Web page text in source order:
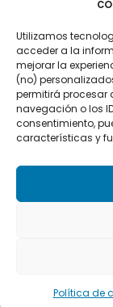
Utilizamos
acceder a la
mejorar la
(no)
permitirá procesar
navegación o los
consentimiento,
características y
Política de
CONTACTO
+34 662
SÍGUENOS